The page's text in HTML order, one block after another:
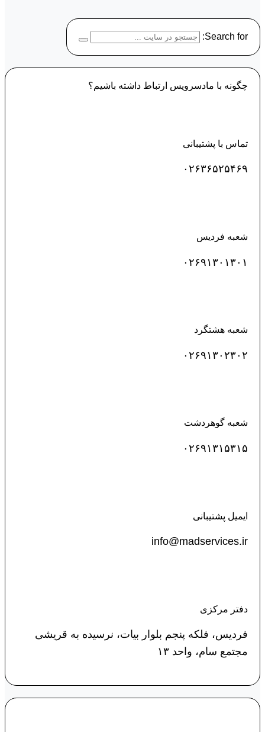
Search for:
چگونه با مادسرویس ارتباط داشته باشیم؟
تماس با پشتیبانی
۰۲۶۳۶۵۲۵۴۶۹
شعبه فردیس
۰۲۶۹۱۳۰۱۳۰۱
شعبه هشتگرد
۰۲۶۹۱۳۰۲۳۰۲
شعبه گوهردشت
۰۲۶۹۱۳۱۵۳۱۵
ایمیل پشتیبانی
info@madservices.ir
دفتر مرکزی
فردیس، فلکه پنجم بلوار بیات، نرسیده به قریشی
مجتمع سام، واحد ۱۳